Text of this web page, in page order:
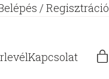
/ Regisztráció
Kapcsolat